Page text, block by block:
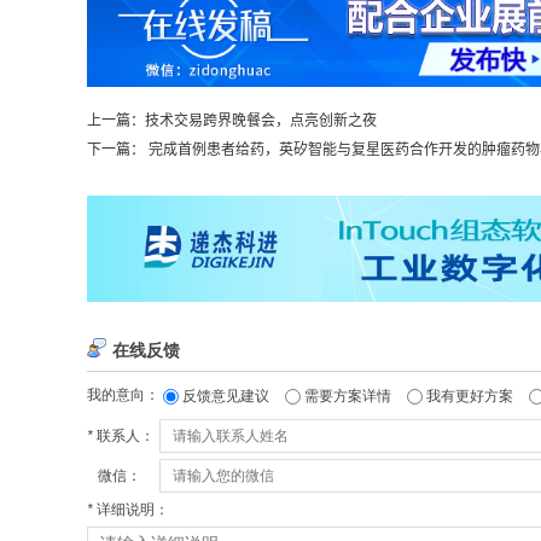
上一篇： 技术交易跨界晚餐会，点亮创新之夜
下一篇： 完成首例患者给药，英矽智能与复星医药合作开发的肿瘤药